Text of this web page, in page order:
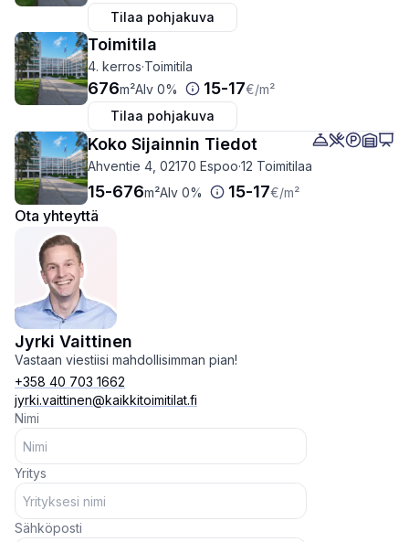
Tilaa pohjakuva
Toimitila
4. kerros·Toimitila
676m²Alv 0% 15-17€/m²
Tilaa pohjakuva
Koko Sijainnin Tiedot
Ahventie 4, 02170 Espoo·12 Toimitilaa
15-676m²Alv 0% 15-17€/m²
Ota yhteyttä
Jyrki Vaittinen
Vastaan viestiisi mahdollisimman pian!
+358 40 703 1662
jyrki.vaittinen@kaikkitoimitilat.fi
Nimi
Yritys
Sähköposti